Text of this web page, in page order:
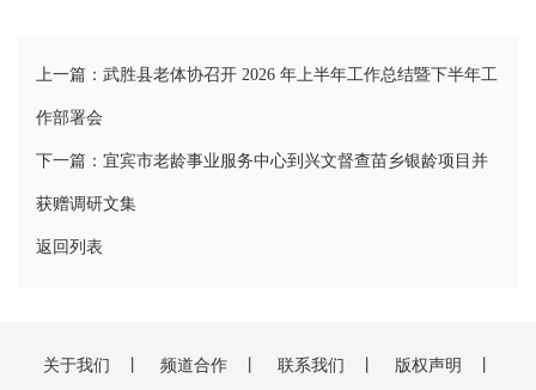
上一篇：武胜县老体协召开 2026 年上半年工作总结暨下半年工
作部署会
下一篇：宜宾市老龄事业服务中心到兴文督查苗乡银龄项目并
获赠调研文集
返回列表
关于我们 频道合作 联系我们 版权声明